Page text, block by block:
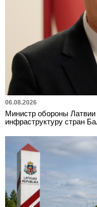
06.08.2026
Министр обороны Латвии
инфраструктуру стран